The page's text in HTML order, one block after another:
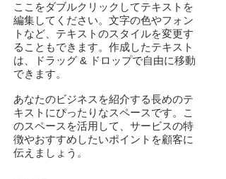
ここをダブルクリックしてテキストを
編集してください。文字の色やフォン
トなど、テキストのスタイルを変更す
ることもできます。作成したテキスト
は、ドラッグ & ドロップで自由に移動
できます。
あなたのビジネスを紹介する長めのテ
キストにぴったりなスペースです。こ
のスペースを活用して、サービスの特
徴やおすすめしたいポイントを顧客に
伝えましょう。